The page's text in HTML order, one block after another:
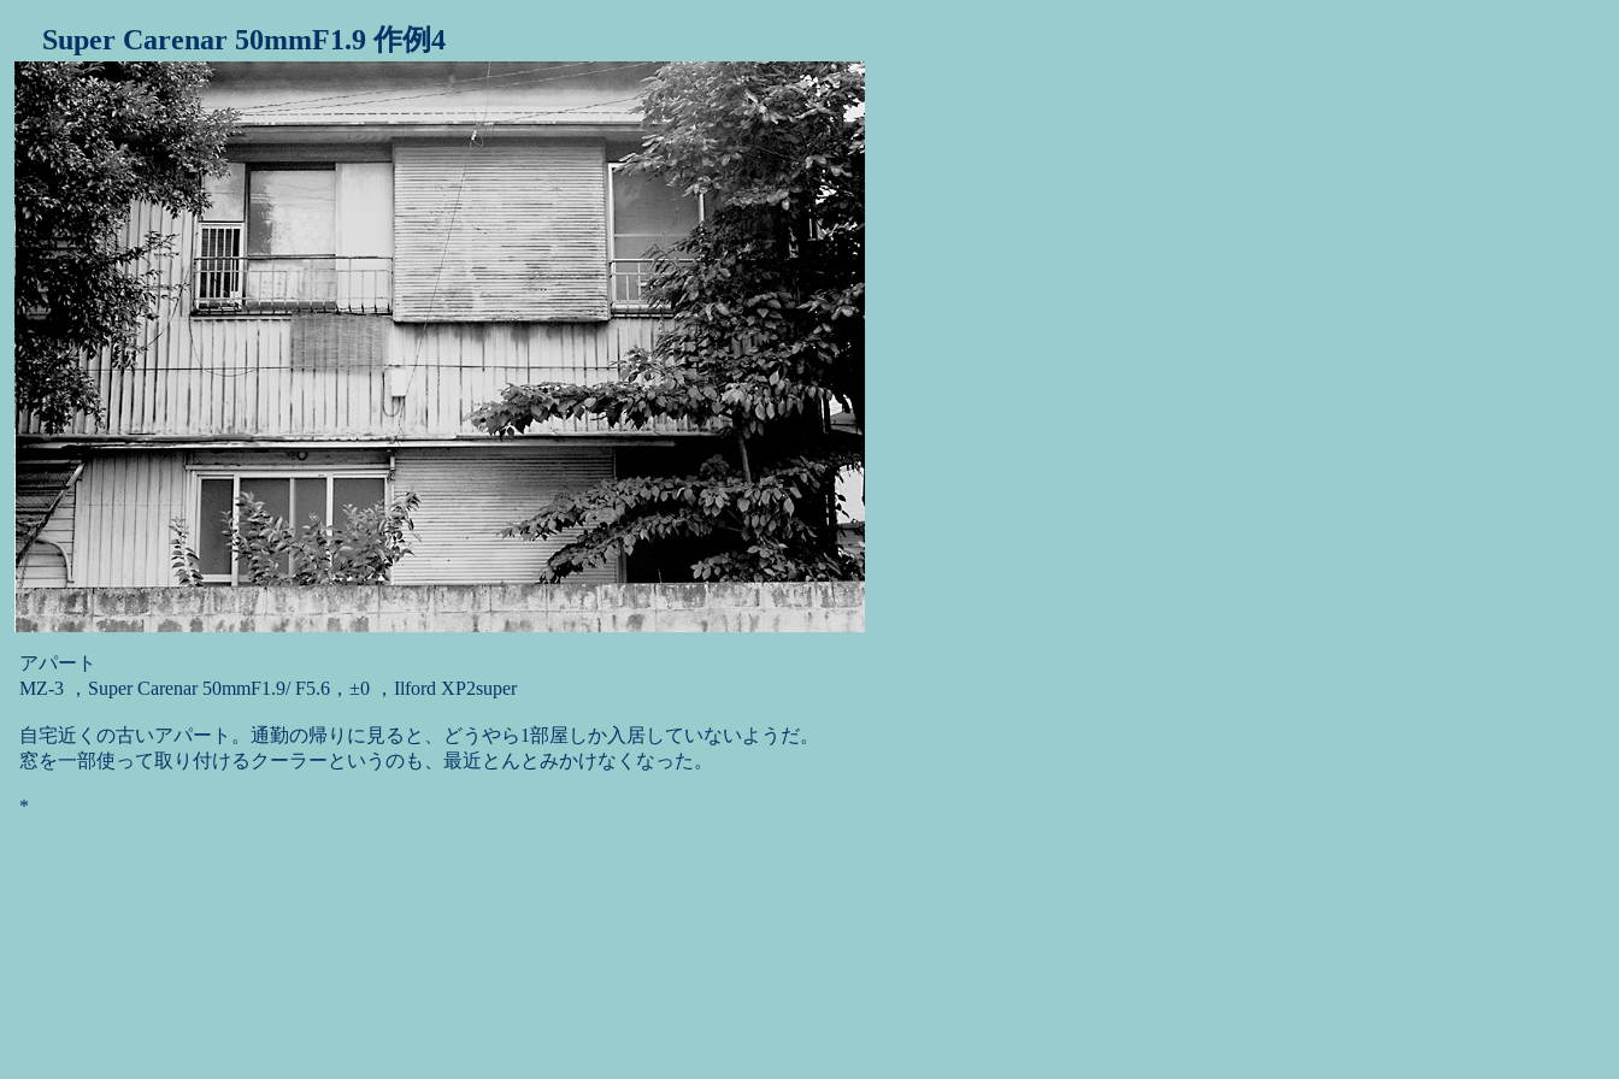
Super Carenar 50mmF1.9 作例4
アパート
MZ-3 ，Super Carenar 50mmF1.9/ F5.6，±0 ，Ilford XP2super
自宅近くの古いアパート。通勤の帰りに見ると、どうやら1部屋しか入居していないようだ。
窓を一部使って取り付けるクーラーというのも、最近とんとみかけなくなった。
*